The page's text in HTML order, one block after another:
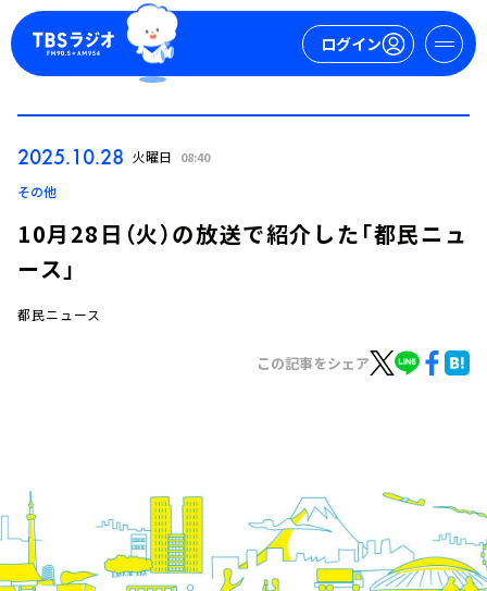
ログイン
イベント・グッズ
YouTube
会社情報
2025.10.28 火曜日 08:40
その他
10月28日（火）の放送で紹介した「都民ニュ
ース」
都民ニュース
この記事をシェア